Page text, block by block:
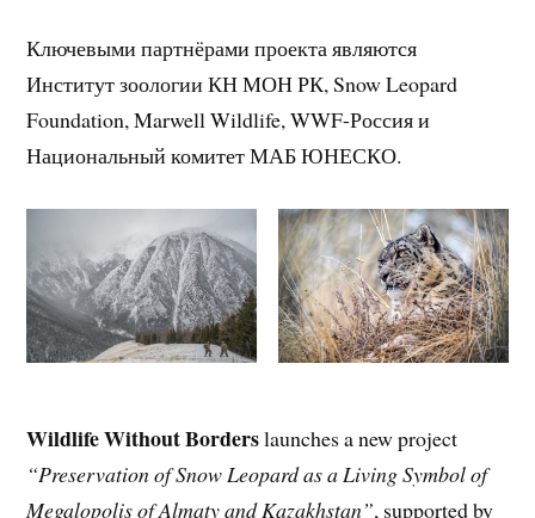
Ключевыми партнёрами проекта являются
Институт зоологии КН МОН РК, Snow Leopard
Foundation, Marwell Wildlife, WWF-Россия и
Национальный комитет МАБ ЮНЕСКО.
Wildlife Without Borderslaunches a new project
“Preservation of Snow Leopard as a Living Symbol of
Megalopolis of Almaty and Kazakhstan”, supported by